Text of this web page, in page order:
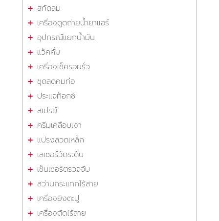
สกัดลม
เครื่องดูดถ่ายน้ำยาแอร์
อุปกรณ์แยกน้ำมัน
แว็คคั่ม
เครื่องเช็ครอยรั่ว
ชุดลดคมท่อ
ประแจท็อกซ์
สเปรย์
ครีมเคลือบเงา
แปรงลวดเหล็ก
เลเซอร์วัดระดับ
เซ็นเซอร์ตรวจจับ
สว่านกระแทกไร้สาย
เครื่องยิงตะปู
เครื่องตัดไร้สาย